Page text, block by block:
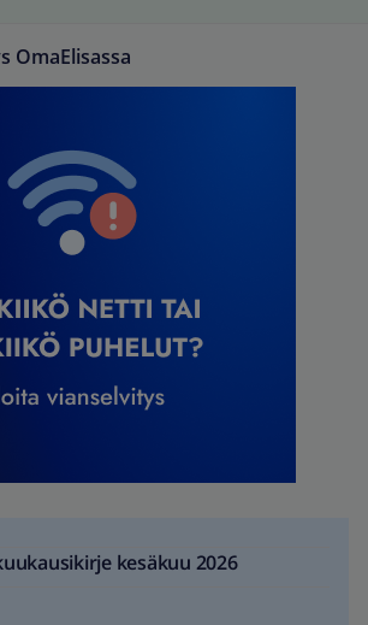
OmaElisassa
kesäkuu 2026